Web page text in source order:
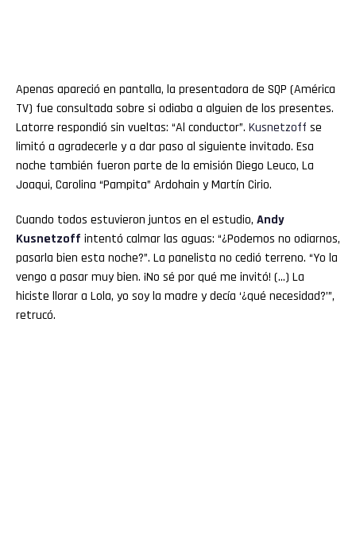
Apenas apareció en pantalla, la presentadora de SQP (América
TV) fue consultada sobre si odiaba a alguien de los presentes.
Latorre respondió sin vueltas: “Al conductor”. Kusnetzoff se
limitó a agradecerle y a dar paso al siguiente invitado. Esa
noche también fueron parte de la emisión Diego Leuco, La
Joaqui, Carolina “Pampita” Ardohain y Martín Cirio.
Cuando todos estuvieron juntos en el estudio, Andy
Kusnetzoff intentó calmar las aguas: “¿Podemos no odiarnos,
pasarla bien esta noche?”. La panelista no cedió terreno. “Yo la
vengo a pasar muy bien. ¡No sé por qué me invitó! (…) La
hiciste llorar a Lola, yo soy la madre y decía ‘¿qué necesidad?’”,
retrucó.